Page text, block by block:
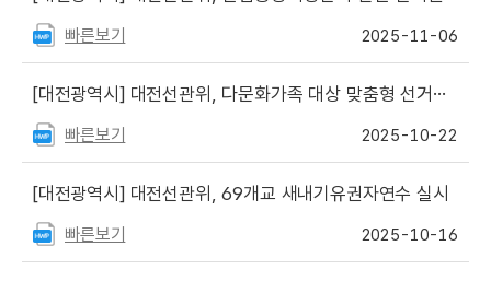
빠른보기 2025-11-06
[대전광역시] 대전선관위, 다문화가족 대상 맞춤형 선거웰컴키트 제공으로 선거문화 이해도 높여
빠른보기 2025-10-22
[대전광역시] 대전선관위, 69개교 새내기유권자연수 실시
빠른보기 2025-10-16